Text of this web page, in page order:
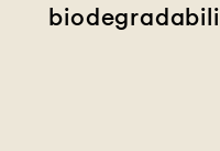
biodegradabili